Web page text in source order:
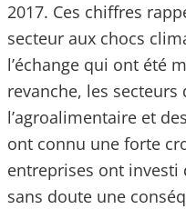
2017. Ces chiffres
secteur aux chocs
l’échange qui ont été
revanche, les
l’agroalimentaire et
ont connu une forte
entreprises ont investi
sans doute une